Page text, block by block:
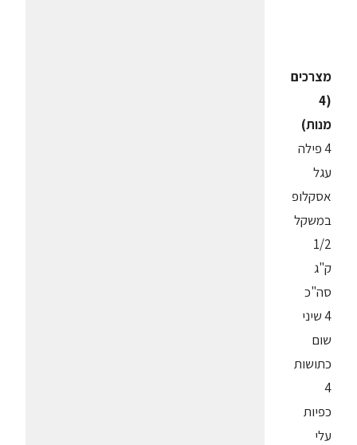
מצרכים
(4
מנות)
4 פילה
עגל
אסקלופ
במשקל
1/2
ק"ג
סה"כ
4 שיני
שום
כתושות
4
כפיות
עלי